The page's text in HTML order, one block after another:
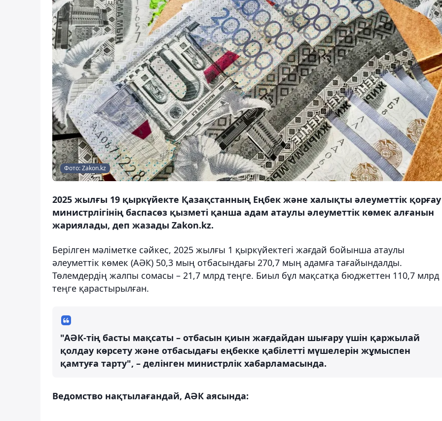
Фото: Zakon.kz
2025 жылғы 19 қыркүйекте Қазақстанның Еңбек және халықты әлеуметтік қорғау
министрлігінің баспасөз қызметі қанша адам атаулы әлеуметтік көмек алғанын
жариялады, деп жазады Zakon.kz.
Берілген мәліметке сәйкес, 2025 жылғы 1 қыркүйектегі жағдай бойынша атаулы
әлеуметтік көмек (АӘК) 50,3 мың отбасындағы 270,7 мың адамға тағайындалды.
Төлемдердің жалпы сомасы – 21,7 млрд теңге. Биыл бұл мақсатқа бюджеттен 110,7 млрд
теңге қарастырылған.
"АӘК-тің басты мақсаты – отбасын қиын жағдайдан шығару үшін қаржылай
қолдау көрсету және отбасыдағы еңбекке қабілетті мүшелерін жұмыспен
қамтуға тарту", – делінген министрлік хабарламасында.
Ведомство нақтылағандай, АӘК аясында: